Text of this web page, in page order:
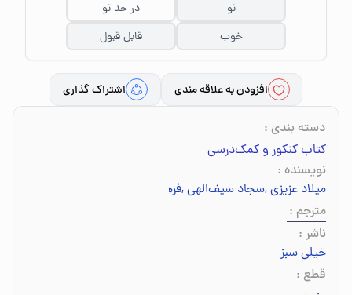
نو
در حد نو
خوب
قابل قبول
افزودن به علاقه مندی اشتراک گذاری
دسته بندی :
کتاب کنکور و کمک‌درسی
نویسنده :
میلاد عزیزی,سجاد سیف‌الهی,فرهنگ امیری
مترجم :
ناشر :
خیلی سبز
قطع :